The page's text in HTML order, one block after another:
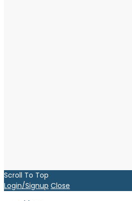
Scroll To Top
Login/Signup Close